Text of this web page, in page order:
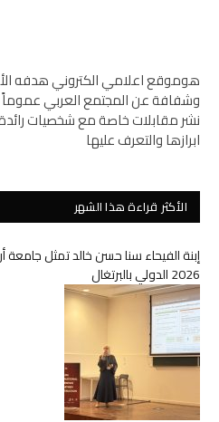
هوموقع اعلامي الكتروني هدفه
وشفافة عن المجتمع العربي عموماً
نشر مقابلات خاصة مع شخصيات
ابرازها والتعرف عليها
الأكثر قراءة هذا الشهر
2026 الدولي بالبرتغال